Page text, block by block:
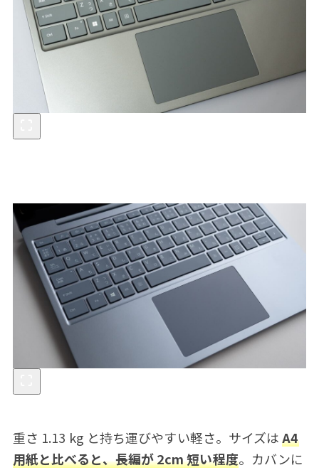
重さ 1.13 kg と持ち運びやすい軽さ。サイズはA4
用紙と比べると、長編が 2cm 短い程度。カバンに